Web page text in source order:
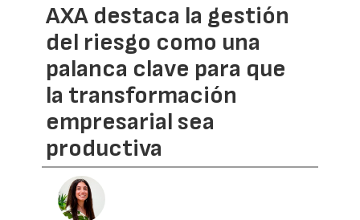
AXA destaca la gestión
del riesgo como una
palanca clave para que
la transformación
empresarial sea
productiva